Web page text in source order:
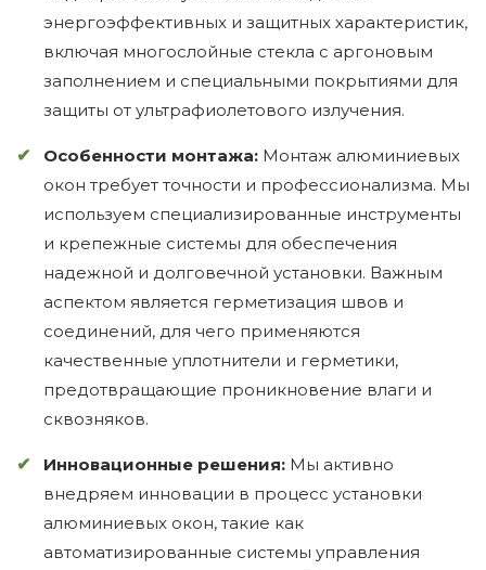
энергоэффективных и защитных характеристик,
включая многослойные стекла с аргоновым
заполнением и специальными покрытиями для
защиты от ультрафиолетового излучения.
Особенности монтажа: Монтаж алюминиевых
окон требует точности и профессионализма. Мы
используем специализированные инструменты
и крепежные системы для обеспечения
надежной и долговечной установки. Важным
аспектом является герметизация швов и
соединений, для чего применяются
качественные уплотнители и герметики,
предотвращающие проникновение влаги и
сквозняков.
Инновационные решения: Мы активно
внедряем инновации в процесс установки
алюминиевых окон, такие как
автоматизированные системы управления